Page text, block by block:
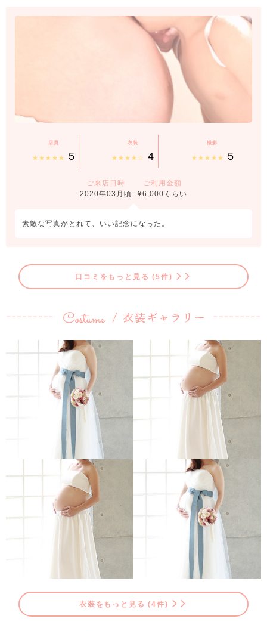
店員
★★★★★ 5
衣装
★★★★☆ 4
撮影
★★★★★ 5
ご来店日時
2020年03月頃
ご利用金額
¥6,000くらい
素敵な写真がとれて、いい記念になった。
口コミをもっと見る (5件)
衣装をもっと見る (4件)